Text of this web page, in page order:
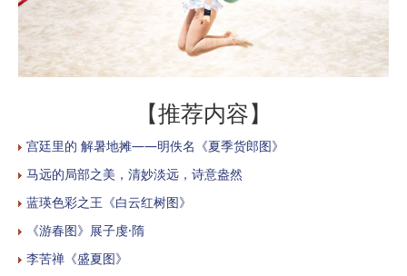
【推荐内容】
宫廷里的 解暑地摊——明佚名《夏季货郎图》
马远的局部之美，清妙淡远，诗意盎然
蓝瑛色彩之王《白云红树图》
《游春图》展子虔·隋
李苦禅《盛夏图》